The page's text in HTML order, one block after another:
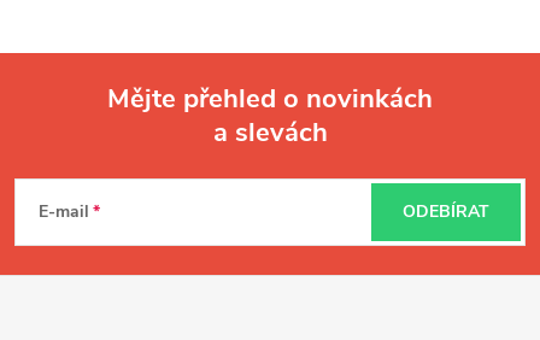
p
Mějte přehled o novinkách
a slevách
E-mail ODEBÍRAT